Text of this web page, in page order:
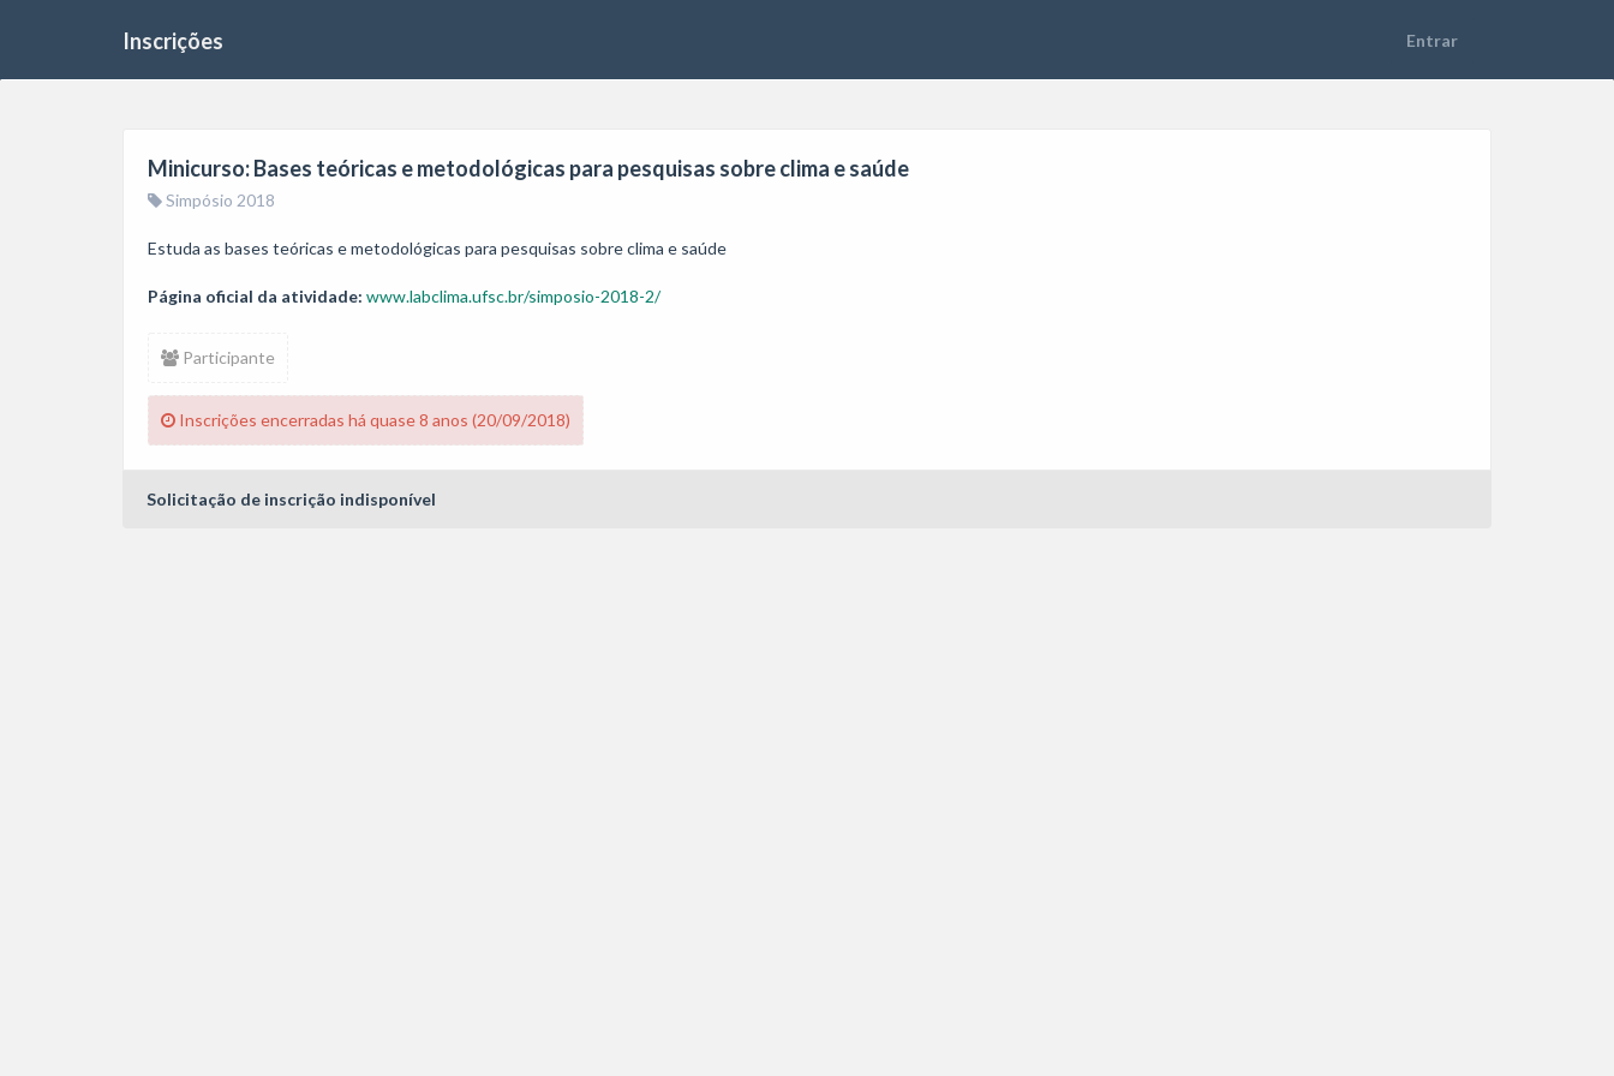
Inscrições
Minicurso: Bases teóricas e metodológicas para pesquisas sobre clima e saúde
Simpósio 2018
Estuda as bases teóricas e metodológicas para pesquisas sobre clima e saúde
Página oficial da atividade: www.labclima.ufsc.br/simposio-2018-2/
Participante
Inscrições encerradas há quase 8 anos (20/09/2018)
Solicitação de inscrição indisponível